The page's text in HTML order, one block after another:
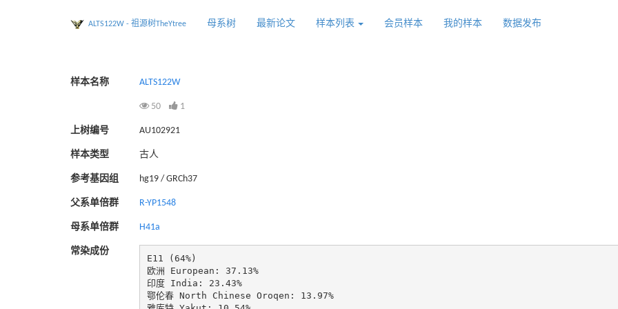
ALTS122W - 祖源树TheYtree 母系树 最新论文 样本列表 会员样本 我的样本 数据发布
样本名称 ALTS122W
50 1
上树编号 AU102921
样本类型 古人
参考基因组 hg19 / GRCh37
父系单倍群 R-YP1548
母系单倍群 H41a
常染成份
E11 (64%)
欧洲 European: 37.13%
印度 India: 23.43%
鄂伦春 North Chinese Oroqen: 13.97%